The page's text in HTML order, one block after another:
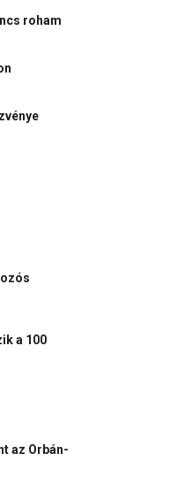
roham
a 100
az Orbán-